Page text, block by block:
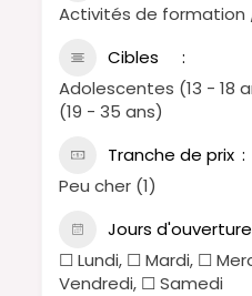
Activités de
Cibles
Adolescentes (13 - 18
(19 - 35 ans)
Tranche de prix
Peu cher (1)
Jours d'ouverture
☐ Lundi, ☐ Mardi, ☐
Vendredi, ☐ Samedi